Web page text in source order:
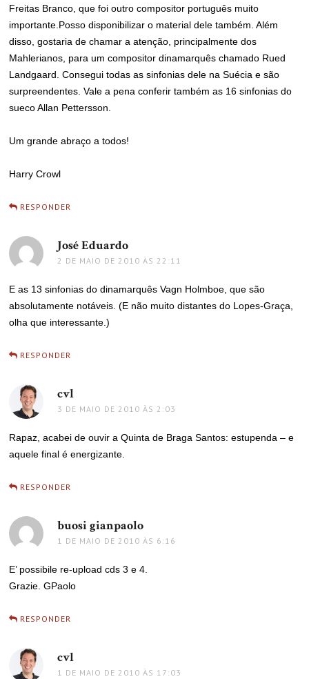
Freitas Branco, que foi outro compositor português muito
importante.Posso disponibilizar o material dele também. Além
disso, gostaria de chamar a atenção, principalmente dos
Mahlerianos, para um compositor dinamarquês chamado Rued
Landgaard. Consegui todas as sinfonias dele na Suécia e são
surpreendentes. Vale a pena conferir também as 16 sinfonias do
sueco Allan Pettersson.
Um grande abraço a todos!
Harry Crowl
RESPONDER
José Eduardo
2 DE MAIO DE 2010 ÀS 22:11
E as 13 sinfonias do dinamarquês Vagn Holmboe, que são
absolutamente notáveis. (E não muito distantes do Lopes-Graça,
olha que interessante.)
RESPONDER
cvl
3 DE MAIO DE 2010 ÀS 2:03
Rapaz, acabei de ouvir a Quinta de Braga Santos: estupenda – e
aquele final é energizante.
RESPONDER
buosi gianpaolo
1 DE MAIO DE 2010 ÀS 6:16
E’ possibile re-upload cds 3 e 4.
Grazie. GPaolo
RESPONDER
cvl
1 DE MAIO DE 2010 ÀS 17:03